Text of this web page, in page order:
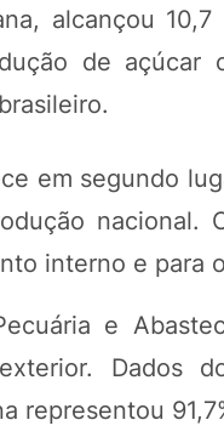
alcançou
de
em segundo
nacional.
interno e para
e
Dados
representou